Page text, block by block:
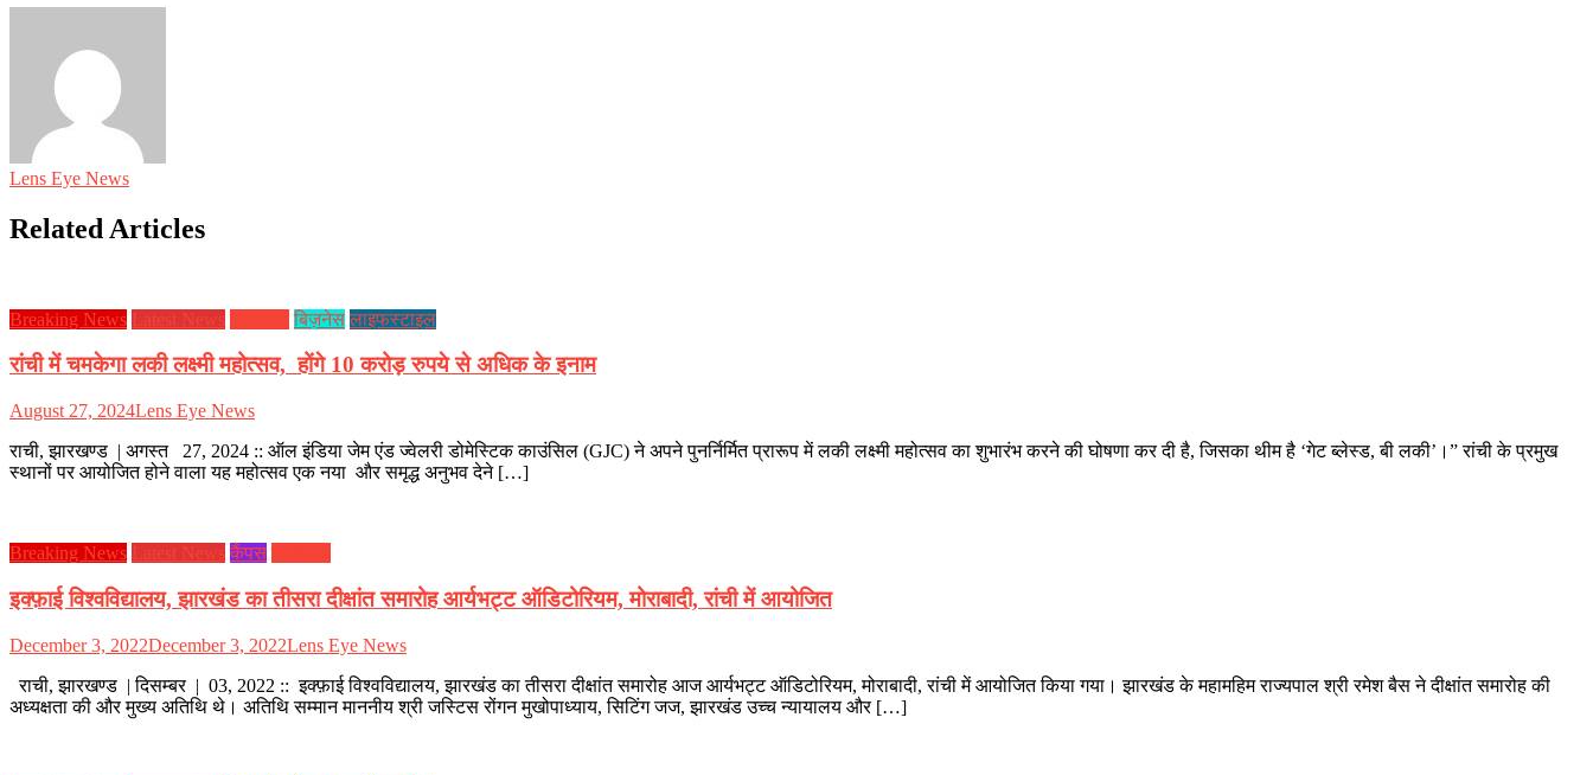
Lens Eye News
Related Articles
Breaking News Latest News बिज़नेस लाइफस्टाइल
रांची में चमकेगा लकी लक्ष्मी महोत्सव, होंगे 10 करोड़ रुपये से अधिक के इनाम
August 27, 2024Lens Eye News
राची, झारखण्ड | अगस्त 27, 2024 :: ऑल इंडिया जेम एंड ज्वेलरी डोमेस्टिक काउंसिल (GJC) ने अपने पुनर्निर्मित प्रारूप में लकी लक्ष्मी महोत्सव का शुभारंभ करने की घोषणा कर दी है, जिसका थीम है ‘गेट ब्लेस्ड, बी लकी’।” रांची के प्रमुख
स्थानों पर आयोजित होने वाला यह महोत्सव एक नया और समृद्ध अनुभव देने […]
Breaking News Latest News कैंपस
इक्फ़ाई विश्वविद्यालय, झारखंड का तीसरा दीक्षांत समारोह आर्यभट्ट ऑडिटोरियम, मोराबादी, रांची में आयोजित
December 3, 2022December 3, 2022Lens Eye News
राची, झारखण्ड | दिसम्बर | 03, 2022 :: इक्फ़ाई विश्वविद्यालय, झारखंड का तीसरा दीक्षांत समारोह आज आर्यभट्ट ऑडिटोरियम, मोराबादी, रांची में आयोजित किया गया। झारखंड के महामहिम राज्यपाल श्री रमेश बैस ने दीक्षांत समारोह की
अध्यक्षता की और मुख्य अतिथि थे। अतिथि सम्मान माननीय श्री जस्टिस रोंगन मुखोपाध्याय, सिटिंग जज, झारखंड उच्च न्यायालय और […]